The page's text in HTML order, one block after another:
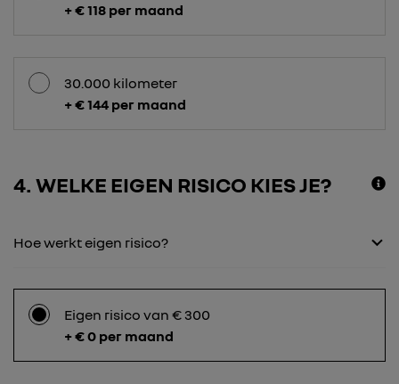
+ € 118 per maand
30.000 kilometer
+ € 144 per maand
4 WELKE EIGEN RISICO KIES JE?
Hoe werkt eigen risico?
Eigen risico van € 300
+ € 0 per maand